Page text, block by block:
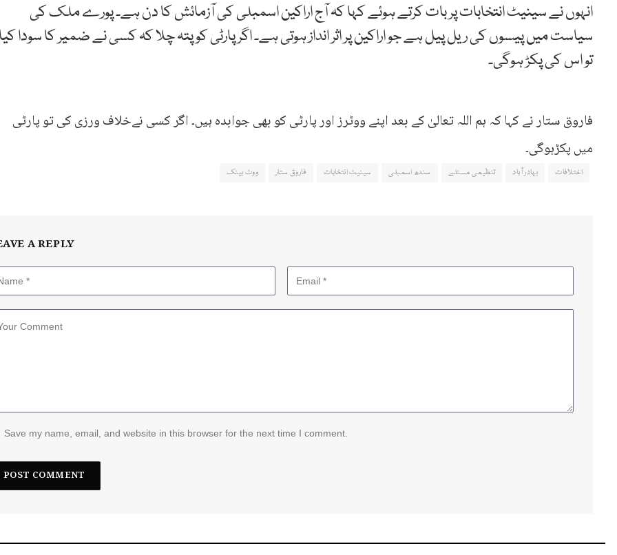
انہوں نے سینیٹ انتخابات پر بات کرتے ہوئے کہا کہ آج اراکین اسمبلی کی آزمائش کا دن ہے۔ پورے ملک کی
سیاست میں پیسوں کی ریل پیل ہے جو اراکین پر اثر انداز ہوتی ہے۔ اگر پارٹی کو پتہ چلا کہ کسی نے ضمیر کا سودا
تو اس کی پکڑ ہوگی۔
فاروق ستار نے کہا کہ ہم اللہ تعالیٰ کے بعد اپنے ووٹرز اور پارٹی کو بھی جوابدہ ہیں۔ اگر کسی نےخلاف ورزی کی تو پارٹی
میں پکڑہوگی۔
اختلافات بہادر آباد تنظیمی مسئلے سندھ اسمبلی سینیٹ انتخابات فاروق ستار ووٹ بینک
A REPLY
Save my name, email, and website in this browser for the next time I comment.